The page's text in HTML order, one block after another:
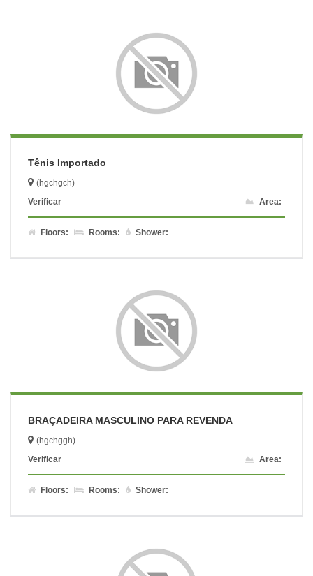
Tênis Importado
(hgchgch)
Verificar
Area:
Floors: Rooms: Shower:
BRAÇADEIRA MASCULINO PARA REVENDA
(hgchggh)
Verificar
Area:
Floors: Rooms: Shower: